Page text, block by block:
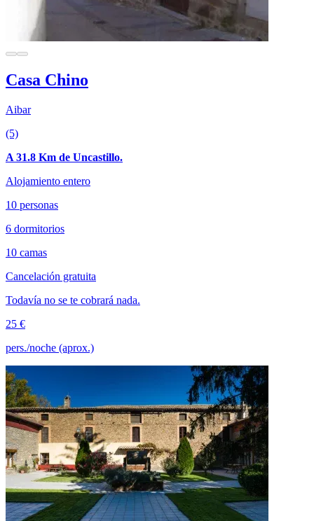
Casa Chino
Aibar
(5)
A 31.8 Km de Uncastillo.
Alojamiento entero
10 personas
6 dormitorios
10 camas
Cancelación gratuita
Todavía no se te cobrará nada.
25 €
pers./noche (aprox.)